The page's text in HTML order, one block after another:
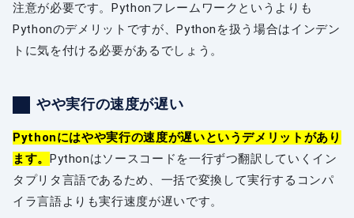
注意が必要です。Pythonフレームワークというよりも
Pythonのデメリットですが、Pythonを扱う場合はインデン
トに気を付ける必要があるでしょう。
やや実行の速度が遅い
Pythonにはやや実行の速度が遅いというデメリットがあり
ます。
Pythonはソースコードを一行ずつ翻訳していくイン
タプリタ言語であるため、一括で変換して実行するコンパ
イラ言語よりも実行速度が遅いです。